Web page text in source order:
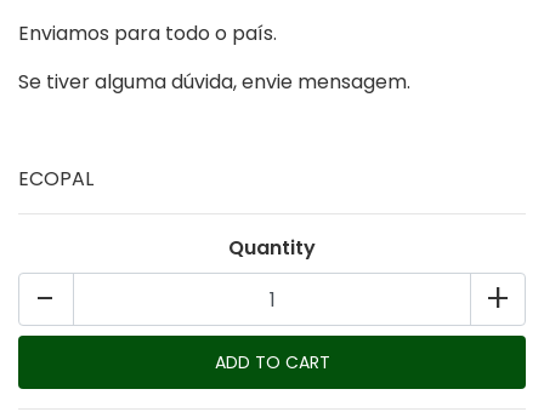
Enviamos para todo o país.
Se tiver alguma dúvida, envie mensagem.
ECOPAL
Quantity
+
-